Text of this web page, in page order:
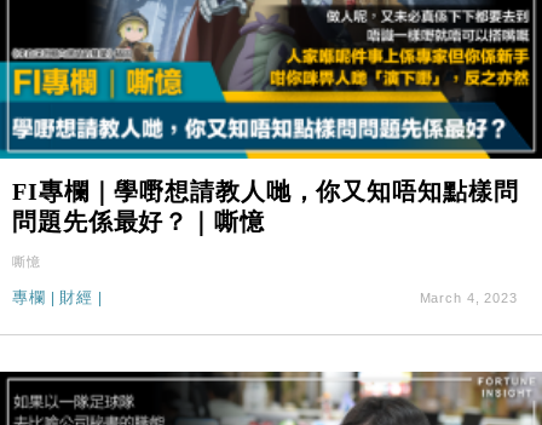
財經｜韓股反覆波動收跌 連挫7周創逾3年最長跌勢
13:44
財經｜內地7月美元計價出口增近24%勝預期 貿易順
差達1125億美元
12:44
財經｜日本春季三度入市撐日圓 4月單日斥6.28萬億
日圓干預創新高
11:12
國際｜特朗普料美伊戰事快結束 承認部分彈藥庫存緊
張
15:59
FI專欄｜學嘢想請教人哋，你又知唔知點樣問
問題先係最好？｜嘶憶
嘶憶
專欄 | 財經 | March 4, 2023